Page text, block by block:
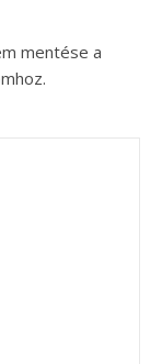
mentése a